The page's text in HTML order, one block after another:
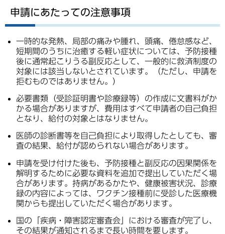
申請にあたっての注意事項
一時的な発熱、局部の痛みや腫れ、頭痛、倦怠感など、
短期間のうちに治癒する軽い症状については、予防接種
後に通常起こりうる副反応として、一般的に救済制度の
対象には該当しないとされています。（ただし、申請を
拒むものではありません。）
必要書類（受診証明書や診療録等）の作成に文書料がか
かる場合がありますが、費用はすべて申請者の自己負担
となり、給付の対象とはなりません。
医師の診断書等を自己負担により取得したとしても、審
査の結果、給付が認められない場合があります。
申請を受け付けた後も、予防接種と副反応の因果関係を
解明するために必要な資料を追加で提出していただく場
合があります。持病があるかたや、健康被害状況、診療
録の内容によっては、ワクチン接種前に受診した医療機
関からも提出していただく場合があります。
国の「疾病・障害認定審査会」における審査が完了し、
その結果が通知されるまで長い時間を要します。